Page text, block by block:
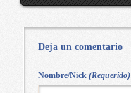
Deja un comentario
Nombre/Nick (Requerido)